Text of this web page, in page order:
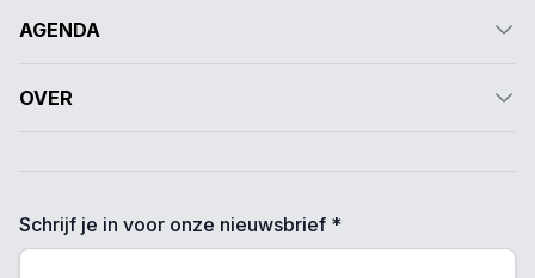
AGENDA
OVER
Schrijf je in voor onze nieuwsbrief *